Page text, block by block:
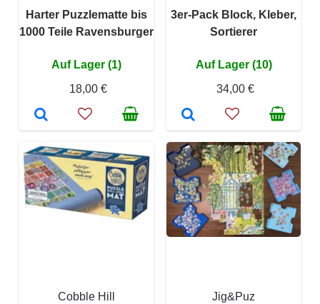
Harter Puzzlematte bis
1000 Teile Ravensburger
Auf Lager (1)
18,00 €
3er-Pack Block, Kleber,
Sortierer
Auf Lager (10)
34,00 €
Cobble Hill
Jig&Puz